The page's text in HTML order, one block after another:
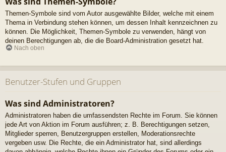
Themen-Symbole sind vom Autor ausgewählte Bilder, welche mit einem
Thema in Verbindung stehen können, um dessen Inhalt kennzeichnen zu
können. Die Möglichkeit, Themen-Symbole zu verwenden, hängt von
deinen Berechtigungen ab, die die Board-Administration gesetzt hat.
Nach oben
Benutzer-Stufen und Gruppen
Was sind Administratoren?
Administratoren haben die umfassendsten Rechte im Forum. Sie können
jede Art von Aktion im Forum ausführen; z. B. Berechtigungen setzen,
Mitglieder sperren, Benutzergruppen erstellen, Moderationsrechte
vergeben usw. Die Rechte, die ein Administrator hat, sind allerdings